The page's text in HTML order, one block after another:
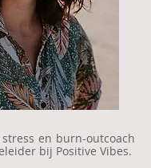
en burn-outcoach
bij Positive Vibes.